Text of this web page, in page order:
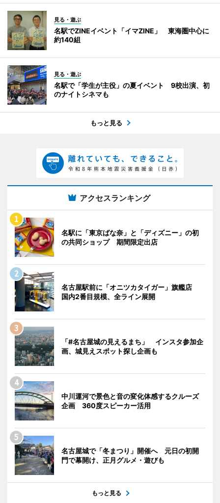
見る・遊ぶ
名駅でZINEイベント「イマZINE」 東海圏中心に
約140組
見る・遊ぶ
名駅で「学生が主役」の夏イベント 9校出演、初
のナイトシネマも
もっと見る
アクセスランキング
名駅に「東京ばな奈」と「ディズニー」の初
の共同ショップ 期間限定出店
名古屋駅前に「オニツカタイガー」旗艦店
国内2番目規模、全ライン展開
「#名古屋城の見えるまち」 インスタ参加企
画、城見えスポット探し企画も
中川運河で景色と音の変化体感するクルーズ
企画 360度スピーカー活用
名古屋城で「冬まつり」開催へ 元日の初開
門で幕開け、正月グルメ・遊びも
もっと見る